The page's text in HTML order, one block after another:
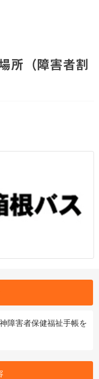
所（障害者割
障害者保健福祉手帳を